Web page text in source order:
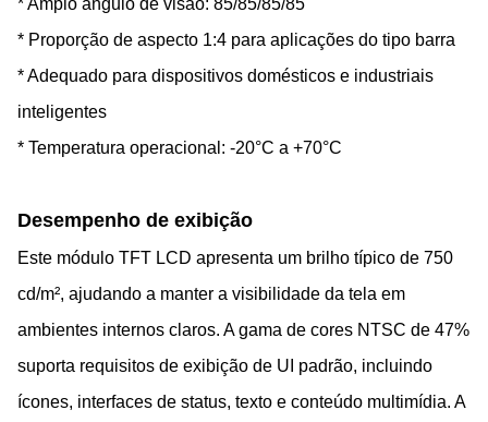
* Amplo ângulo de visão: 85/85/85/85
* Proporção de aspecto 1:4 para aplicações do tipo barra
* Adequado para dispositivos domésticos e industriais
inteligentes
* Temperatura operacional: -20°C a +70°C
Desempenho de exibição
Este módulo TFT LCD apresenta um brilho típico de 750
cd/m², ajudando a manter a visibilidade da tela em
ambientes internos claros. A gama de cores NTSC de 47%
suporta requisitos de exibição de UI padrão, incluindo
ícones, interfaces de status, texto e conteúdo multimídia. A